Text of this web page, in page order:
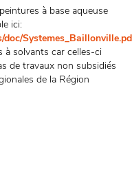
à base aqueuse
ici:
à solvants car celles-ci
de travaux non subsidiés
de la Région